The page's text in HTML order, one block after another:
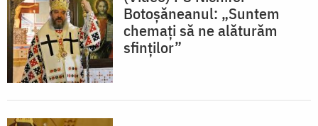
Botoșăneanul: „Suntem
chemați să ne alăturăm
sfinților”